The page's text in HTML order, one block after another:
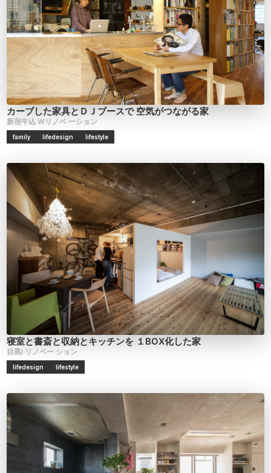
カーブした家具とＤＪブースで空気がつながる家
新宿牛込 Wリノベ ーション
family lifedesign lifestyle
寝室と書斎と収納とキッチンを １BOX化した家
目黒I リノベー ション
lifedesign lifestyle